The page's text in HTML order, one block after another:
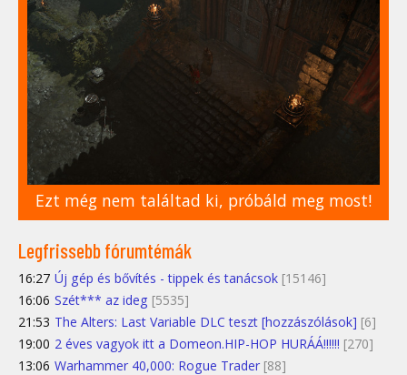
Ezt még nem találtad ki, próbáld meg most!
Legfrissebb fórumtémák
16:27 Új gép és bővítés - tippek és tanácsok [15146]
16:06 Szét*** az ideg [5535]
21:53 The Alters: Last Variable DLC teszt [hozzászólások] [6]
19:00 2 éves vagyok itt a Domeon.HIP-HOP HURÁÁ!!!!!! [270]
13:06 Warhammer 40,000: Rogue Trader [88]